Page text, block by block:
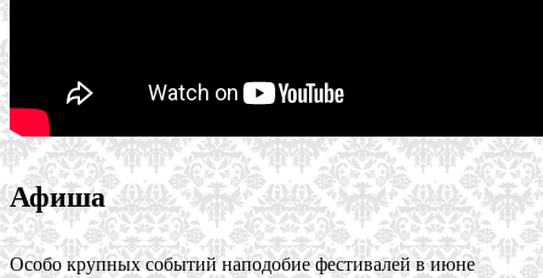
Афиша
Особо крупных событий наподобие фестивалей в июне